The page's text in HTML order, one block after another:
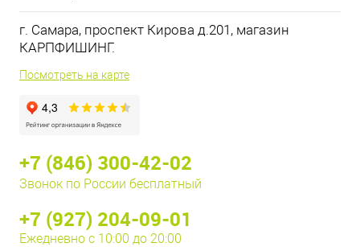
г. Самара, проспект Кирова д.201, магазин
КАРПФИШИНГ.
Посмотреть на карте
+7 (846) 300-42-02
Звонок по России бесплатный
+7 (927) 204-09-01
Ежедневно с 10:00 до 20:00